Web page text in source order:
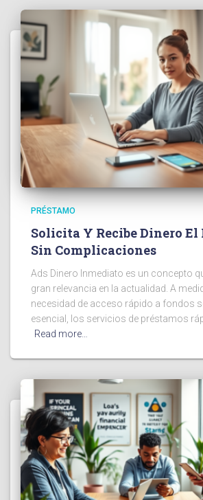
PRÉSTAMO
Solicita Y Recibe Dinero El
Sin Complicaciones
Ads Dinero Inmediato es un concepto
gran relevancia en la actualidad. A
necesidad de acceso rápido a fondos
esencial, los servicios de préstamos
Read more…